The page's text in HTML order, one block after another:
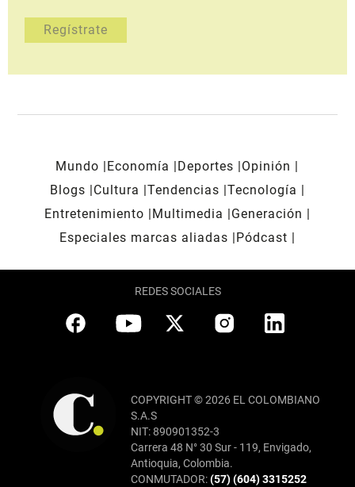
Mundo Economía Deportes
Opinión
Blogs
Cultura Tendencias Tecnología
Entretenimiento
Multimedia
Generación
Especiales marcas aliadas
Pódcast
REDES SOCIALES
COPYRIGHT © 2026 EL COLOMBIANO
S.A.S
NIT: 890901352-3
Carrera 48 N° 30 Sur - 119, Envigado,
Antioquia, Colombia.
CONMUTADOR:(57) (604) 3315252